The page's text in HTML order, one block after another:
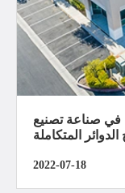
في صناعة تصنيع
المتكاملة
2022-07-18